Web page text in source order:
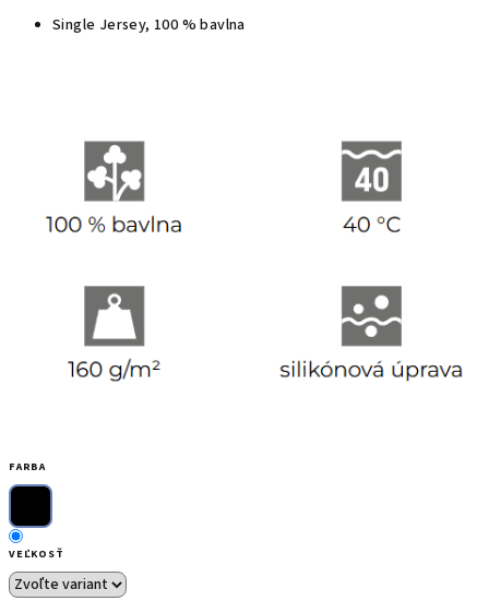
Single Jersey, 100 % bavlna
FARBA
VEĽKOSŤ